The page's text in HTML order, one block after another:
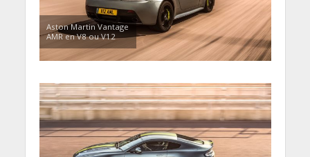
Aston Martin Vantage
AMR en V8 ou V12